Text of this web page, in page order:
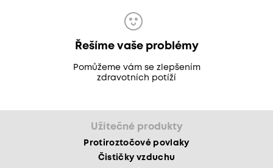
Řešíme vaše problémy
Pomůžeme vám se zlepšením
zdravotních potíží
Užitečné produkty
Protiroztočové povlaky
Čističky vzduchu